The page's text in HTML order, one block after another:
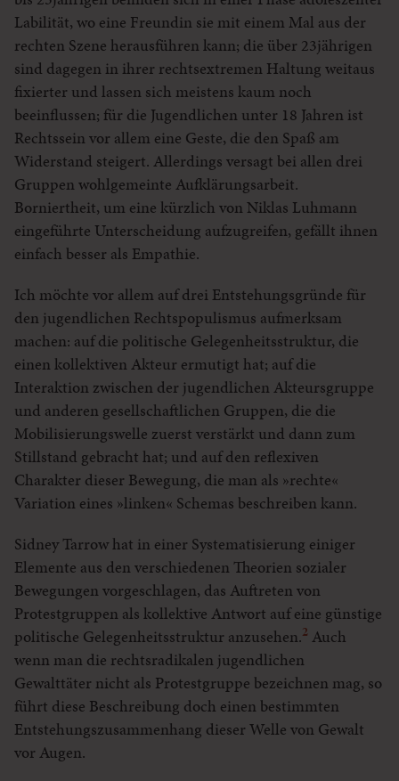
Labilität, wo eine Freundin sie mit einem Mal aus der
rechten Szene herausführen kann; die über 23jährigen
sind dagegen in ihrer rechtsextremen Haltung weitaus
fixierter und lassen sich meistens kaum noch
beeinflussen; für die Jugendlichen unter 18 Jahren ist
Rechtssein vor allem eine Geste, die den Spaß am
Widerstand steigert. Allerdings versagt bei allen drei
Gruppen wohlgemeinte Aufklärungsarbeit.
Borniertheit, um eine kürzlich von Niklas Luhmann
eingeführte Unterscheidung aufzugreifen, gefällt ihnen
einfach besser als Empathie.
Ich möchte vor allem auf drei Entstehungsgründe für
den jugendlichen Rechtspopulismus aufmerksam
machen: auf die politische Gelegenheitsstruktur, die
einen kollektiven Akteur ermutigt hat; auf die
Interaktion zwischen der jugendlichen Akteursgruppe
und anderen gesellschaftlichen Gruppen, die die
Mobilisierungswelle zuerst verstärkt und dann zum
Stillstand gebracht hat; und auf den reflexiven
Charakter dieser Bewegung, die man als »rechte«
Variation eines »linken« Schemas beschreiben kann.
Sidney Tarrow hat in einer Systematisierung einiger
Elemente aus den verschiedenen Theorien sozialer
Bewegungen vorgeschlagen, das Auftreten von
Protestgruppen als kollektive Antwort auf eine günstige
politische Gelegenheitsstruktur anzusehen.2 Auch
wenn man die rechtsradikalen jugendlichen
Gewalttäter nicht als Protestgruppe bezeichnen mag, so
führt diese Beschreibung doch einen bestimmten
Entstehungszusammenhang dieser Welle von Gewalt
vor Augen.